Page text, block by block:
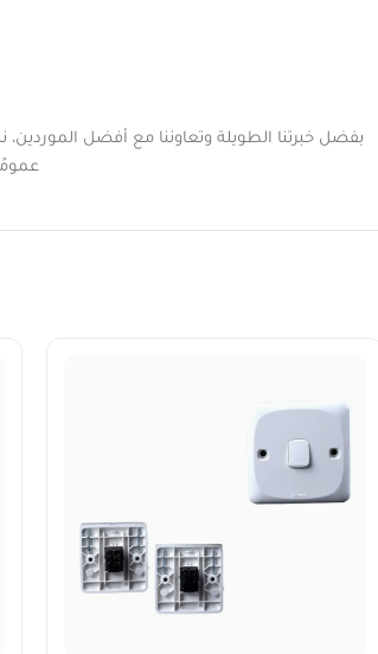
بفضل خبرتنا الطويلة وتعاوننا مع أفضل الموردين،